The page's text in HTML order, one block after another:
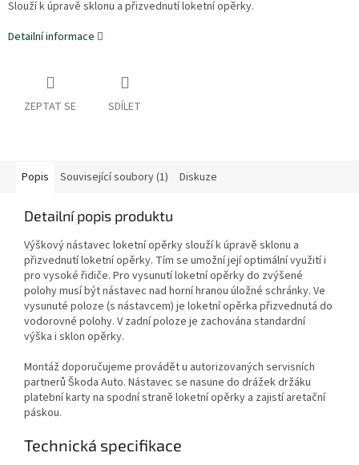
Slouží k úpravě sklonu a přizvednutí loketní opěrky.
Detailní informace
ZEPTAT SE SDÍLET
Popis Související soubory (1) Diskuze
Detailní popis produktu
Výškový nástavec loketní opěrky slouží k úpravě sklonu a
přizvednutí loketní opěrky. Tím se umožní její optimální využití i
pro vysoké řidiče. Pro vysunutí loketní opěrky do zvýšené
polohy musí být nástavec nad horní hranou úložné schránky. Ve
vysunuté poloze (s nástavcem) je loketní opěrka přizvednutá do
vodorovné polohy. V zadní poloze je zachována standardní
výška i sklon opěrky.
Montáž doporučujeme provádět u autorizovaných servisních
partnerů Škoda Auto. Nástavec se nasune do drážek držáku
platební karty na spodní straně loketní opěrky a zajistí aretační
páskou.
Technická specifikace